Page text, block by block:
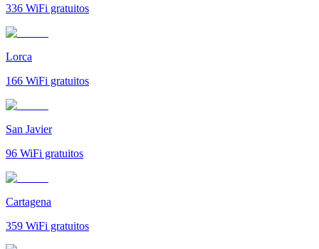
336 WiFi gratuitos
Lorca
166 WiFi gratuitos
San Javier
96 WiFi gratuitos
Cartagena
359 WiFi gratuitos